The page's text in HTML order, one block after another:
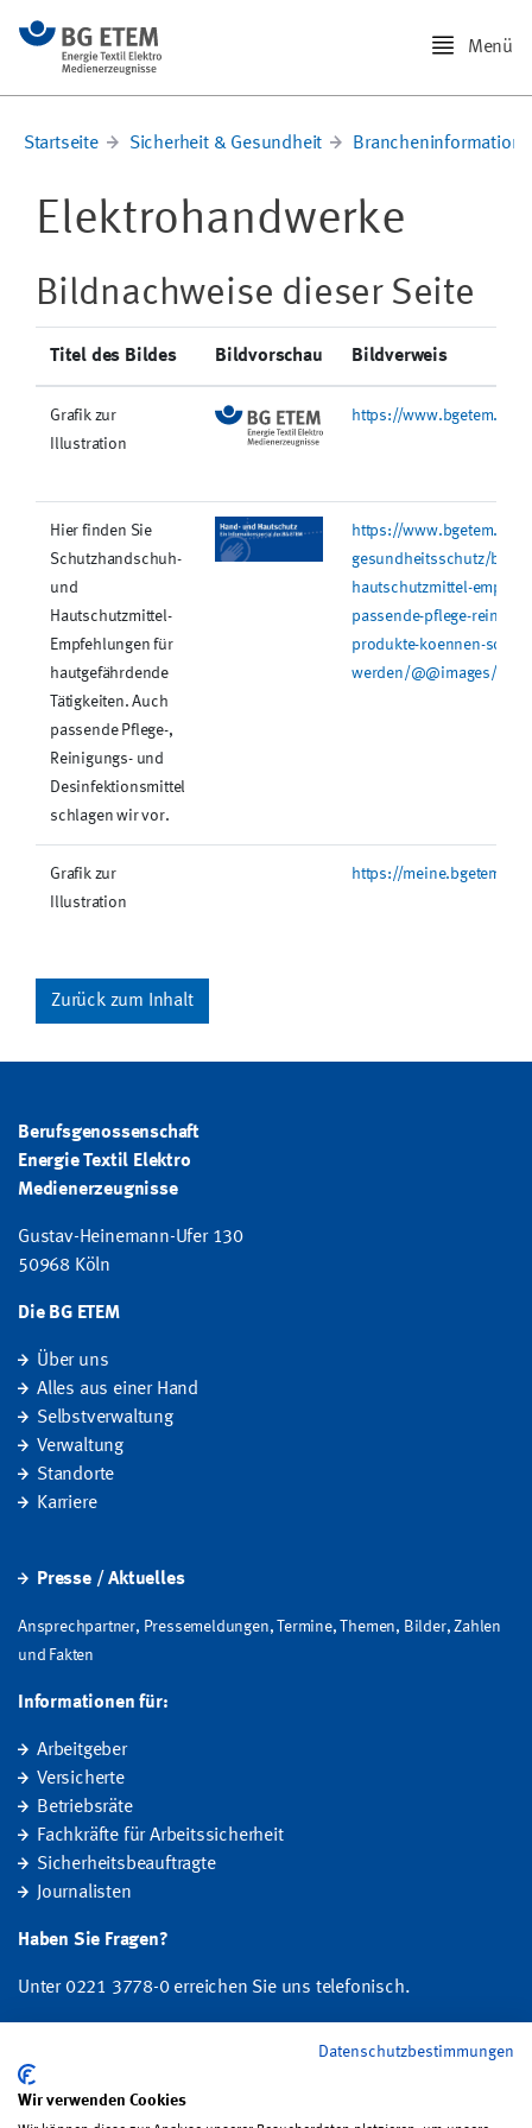
Menü
Startseite Sicherheit & Gesundheit
Elektrohandwerke
Bildnachweise dieser Seite
Titel des Bildes Bildvorschau Bildverweis
Grafik zur
Illustration
https://www.bgetem.de/
Hier finden Sie
Schutzhandschuh-
und
Hautschutzmittel-
Empfehlungen für
hautgefährdende
Tätigkeiten. Auch
passende Pflege-,
Reinigungs- und
Desinfektionsmittel
schlagen wir vor.
https://www.bgetem.de/
gesundheitsschutz/
hautschutzmittel-
passende-pflege-
produkte-koennen-
werden/@@images/
Grafik zur
Illustration
https://
Zurück zum Inhalt
Berufsgenossenschaft
Energie Textil Elektro
Medienerzeugnisse
Gustav-Heinemann-Ufer 130
50968 Köln
Die BG ETEM
Über uns
Alles aus einer Hand
Selbstverwaltung
Verwaltung
Standorte
Karriere
Presse / Aktuelles
Ansprechpartner, Pressemeldungen, Termine, Themen, Bilder, Zahlen
und Fakten
Informationen für:
Arbeitgeber
Versicherte
Betriebsräte
Fachkräfte für Arbeitssicherheit
Sicherheitsbeauftragte
Journalisten
Haben Sie Fragen?
Unter 0221 3778-0 erreichen Sie uns telefonisch.
Entschädigung, Prävention sowie Fragen zu Mitgliedschaft und Beitrag.
Datenschutzbestimmungen
Wir verwenden Cookies